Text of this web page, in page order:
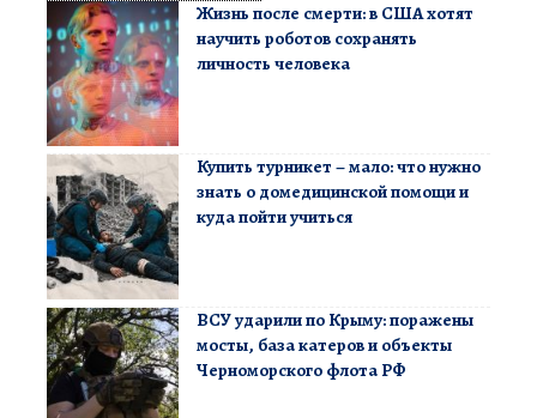
Жизнь после смерти: в США хотят
научить роботов сохранять
личность человека
Купить турникет – мало: что нужно
знать о домедицинской помощи и
куда пойти учиться
ВСУ ударили по Крыму: поражены
мосты, база катеров и объекты
Черноморского флота РФ